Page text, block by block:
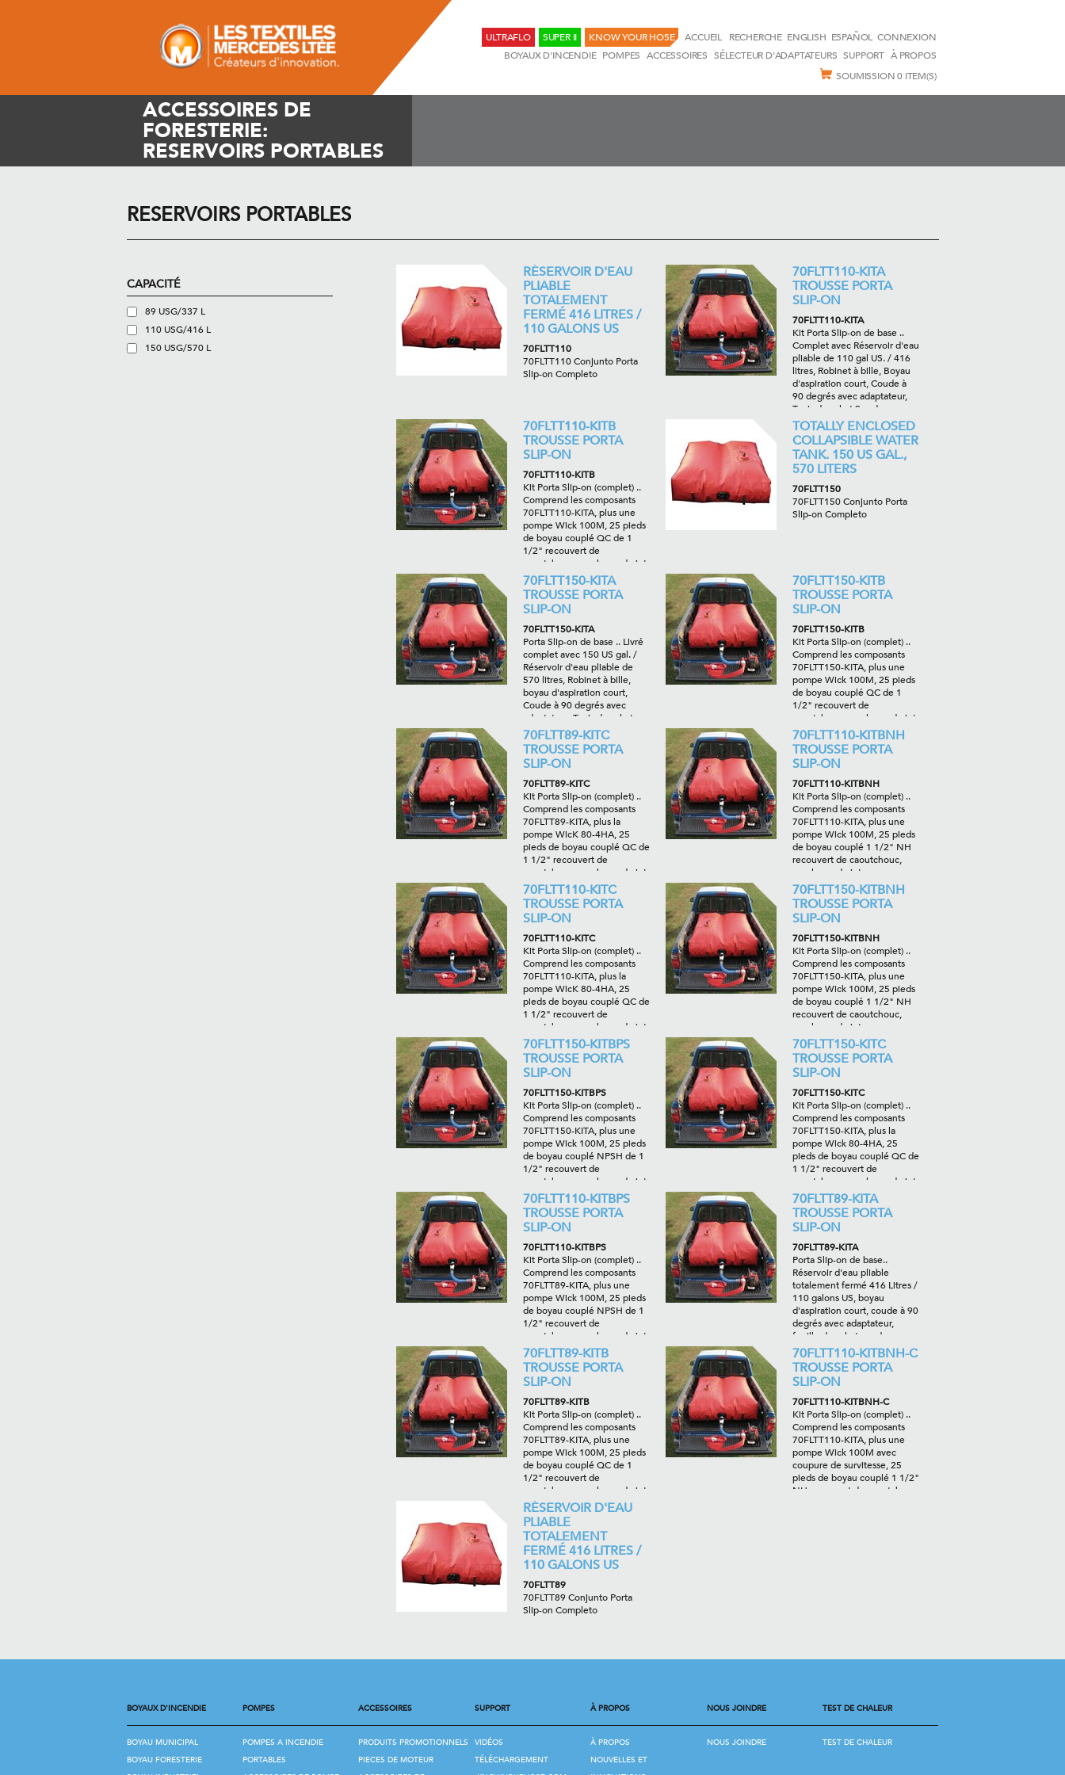
ULTRAFLO SUPER II KNOW YOUR HOSE ACCUEIL RECHERCHE ENGLISH ESPAÑOL CONNEXION
BOYAUX D'INCENDIE POMPES ACCESSOIRES SÉLECTEUR D'ADAPTATEURS SUPPORT À PROPOS
SOUMISSION0 ITEM(S)
ACCESSOIRES DE
FORESTERIE:
RESERVOIRS PORTABLES
RESERVOIRS PORTABLES
CAPACITÉ
89 USG/337 L
110 USG/416 L
150 USG/570 L
RÉSERVOIR D'EAU
PLIABLE
TOTALEMENT
FERMÉ 416 LITRES /
110 GALONS US
70FLTT110
70FLTT110 Conjunto Porta
Slip-on Completo
70FLTT110-KITA
TROUSSE PORTA
SLIP-ON
70FLTT110-KITA
Kit Porta Slip-on de base ..
Complet avec Réservoir d'eau
pliable de 110 gal US. / 416
litres, Robinet à bille, Boyau
d'aspiration court, Coude à
90 degrés avec adaptateur,
Tapis de sol et Sac de
transport
70FLTT110-KITB
TROUSSE PORTA
SLIP-ON
70FLTT110-KITB
Kit Porta Slip-on (complet) ..
Comprend les composants
70FLTT110-KITA, plus une
pompe Wick 100M, 25 pieds
de boyau couplé QC de 1
1/2" recouvert de
caoutchouc, une lance de jet
vaporisé/droit de 1", un
protecteur de filetage et les
adaptateurs requis.
TOTALLY ENCLOSED
COLLAPSIBLE WATER
TANK. 150 US GAL.,
570 LITERS
70FLTT150
70FLTT150 Conjunto Porta
Slip-on Completo
70FLTT150-KITA
TROUSSE PORTA
SLIP-ON
70FLTT150-KITA
Porta Slip-on de base .. Livré
complet avec 150 US gal. /
Réservoir d'eau pliable de
570 litres, Robinet à bille,
boyau d'aspiration court,
Coude à 90 degrés avec
adaptateur, Tapis de sol et
Sac de transport
70FLTT150-KITB
TROUSSE PORTA
SLIP-ON
70FLTT150-KITB
Kit Porta Slip-on (complet) ..
Comprend les composants
70FLTT150-KITA, plus une
pompe Wick 100M, 25 pieds
de boyau couplé QC de 1
1/2" recouvert de
caoutchouc, une lance de jet
vaporisé/droit de 1", un
protecteur de filetage et les
adaptateurs requis.
70FLTT89-KITC
TROUSSE PORTA
SLIP-ON
70FLTT89-KITC
Kit Porta Slip-on (complet) ..
Comprend les composants
70FLTT89-KITA, plus la
pompe WicK 80-4HA, 25
pieds de boyau couplé QC de
1 1/2" recouvert de
caoutchouc, une lance de jet
vaporisé/droit de 1", un
protecteur de filetage et les
adaptateurs requis .
70FLTT110-KITBNH
TROUSSE PORTA
SLIP-ON
70FLTT110-KITBNH
Kit Porta Slip-on (complet) ..
Comprend les composants
70FLTT110-KITA, plus une
pompe Wick 100M, 25 pieds
de boyau couplé 1 1/2" NH
recouvert de caoutchouc,
une lance de jet
vaporisé/droit 1", un
protecteur de filetage et les
adaptateurs requis.
70FLTT110-KITC
TROUSSE PORTA
SLIP-ON
70FLTT110-KITC
Kit Porta Slip-on (complet) ..
Comprend les composants
70FLTT110-KITA, plus la
pompe WicK 80-4HA, 25
pieds de boyau couplé QC de
1 1/2" recouvert de
caoutchouc, une lance de jet
vaporisé/droit de 1", un
protecteur de filetage et les
adaptateurs requis .
70FLTT150-KITBNH
TROUSSE PORTA
SLIP-ON
70FLTT150-KITBNH
Kit Porta Slip-on (complet) ..
Comprend les composants
70FLTT150-KITA, plus une
pompe Wick 100M, 25 pieds
de boyau couplé 1 1/2" NH
recouvert de caoutchouc,
une lance de jet
vaporisé/droit 1", un
protecteur de filetage et les
adaptateurs requis.
70FLTT150-KITBPS
TROUSSE PORTA
SLIP-ON
70FLTT150-KITBPS
Kit Porta Slip-on (complet) ..
Comprend les composants
70FLTT150-KITA, plus une
pompe Wick 100M, 25 pieds
de boyau couplé NPSH de 1
1/2" recouvert de
caoutchouc, une lance de jet
vaporisé/droit de 1", un
protecteur de filetage et les
adaptateurs requis.
70FLTT150-KITC
TROUSSE PORTA
SLIP-ON
70FLTT150-KITC
Kit Porta Slip-on (complet) ..
Comprend les composants
70FLTT150-KITA, plus la
pompe Wick 80-4HA, 25
pieds de boyau couplé QC de
1 1/2" recouvert de
caoutchouc, une lance de jet
vaporisé/droit de 1", un
protecteur de filetage et les
adaptateurs requis
70FLTT110-KITBPS
TROUSSE PORTA
SLIP-ON
70FLTT110-KITBPS
Kit Porta Slip-on (complet) ..
Comprend les composants
70FLTT89-KITA, plus une
pompe Wick 100M, 25 pieds
de boyau couplé NPSH de 1
1/2" recouvert de
caoutchouc, une lance de jet
vaporisé/droit de 1", un
protecteur de filetage et les
adaptateurs requis.
70FLTT89-KITA
TROUSSE PORTA
SLIP-ON
70FLTT89-KITA
Porta Slip-on de base..
Réservoir d'eau pliable
totalement fermé 416 Litres /
110 galons US, boyau
d'aspiration court, coude à 90
degrés avec adaptateur,
feuille de sol et sac de
transport
70FLTT89-KITB
TROUSSE PORTA
SLIP-ON
70FLTT89-KITB
Kit Porta Slip-on (complet) ..
Comprend les composants
70FLTT89-KITA, plus une
pompe Wick 100M, 25 pieds
de boyau couplé QC de 1
1/2" recouvert de
caoutchouc, une lance de jet
vaporisé/droit de 1", un
protecteur de filetage et les
adaptateurs requis.
70FLTT110-KITBNH-C
TROUSSE PORTA
SLIP-ON
70FLTT110-KITBNH-C
Kit Porta Slip-on (complet) ..
Comprend les composants
70FLTT110-KITA, plus une
pompe Wick 100M avec
coupure de survitesse, 25
pieds de boyau couplé 1 1/2"
NH recouvert de caoutchouc,
RÉSERVOIR D'EAU
PLIABLE
TOTALEMENT
FERMÉ 416 LITRES /
110 GALONS US
70FLTT89
70FLTT89 Conjunto Porta
Slip-on Completo
BOYAUX D'INCENDIE
BOYAU MUNICIPAL
BOYAU FORESTERIE
POMPES
POMPES A INCENDIE
PORTABLES
ACCESSOIRES
PRODUITS PROMOTIONNELS
PIECES DE MOTEUR
SUPPORT
VIDÉOS
TÉLÉCHARGEMENT
À PROPOS
À PROPOS
NOUVELLES ET
NOUS JOINDRE
NOUS JOINDRE
TEST DE CHALEUR
TEST DE CHALEUR